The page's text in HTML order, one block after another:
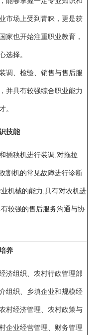
市场上受到青睐，更是获
家也开始注重职业教育，
选择。
调、检验、销售与售后服
并具有较强综合职业能力
。
技能
插秧机进行装调;对拖拉
割机的常见故障进行诊断
机械的能力;具有对农机进
较强的售后服务沟通与协
养
济组织、农村行政管理部
组织、乡填企业和规模经
村经济管理、农村政策与
企业经营管理、财务管理